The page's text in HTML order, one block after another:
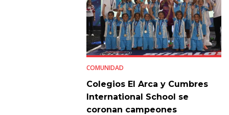
COMUNIDAD
Colegios El Arca y Cumbres
International School se
coronan campeones